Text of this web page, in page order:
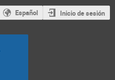
Español Inicio de sesión